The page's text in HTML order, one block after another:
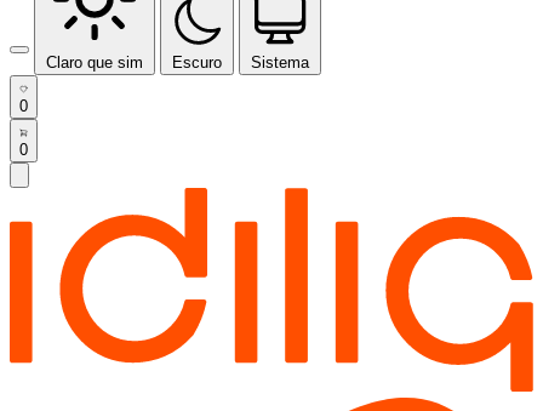
Claro que sim Escuro Sistema
0
0